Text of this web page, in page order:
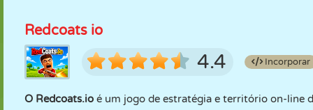
Redcoats io
4.4 Incorporar
O Redcoats.io é um jogo de estratégia e território on-line